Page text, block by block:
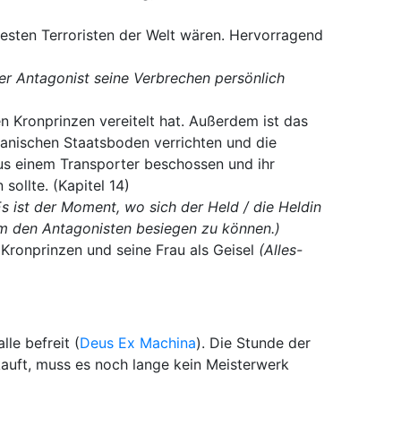
Terroristen der Welt wären. Hervorragend
Antagonist seine Verbrechen persönlich
Kronprinzen vereitelt hat. Außerdem ist das
Staatsboden verrichten und die
einem Transporter beschossen und ihr
sollte. (Kapitel 14)
ist der Moment, wo sich der Held / die Heldin
den Antagonisten besiegen zu können.)
und seine Frau als Geisel (Alles-
befreit (Deus Ex Machina). Die Stunde der
muss es noch lange kein Meisterwerk